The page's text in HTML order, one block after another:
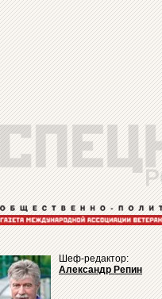
Шеф-редактор:
Александр Репин